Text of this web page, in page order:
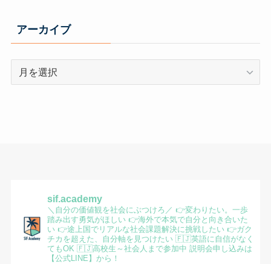
アーカイブ
sif.academy
＼自分の価値観を社会にぶつけろ／ 👉変わりたい。一歩
踏み出す勇気がほしい👉海外で本気で自分と向き合いた
い👉途上国でリアルな社会課題解決に挑戦したい👉ガク
チカを超えた、自分軸を見つけたい🇫🇯英語に自信がなく
てもOK🇫🇯高校生～社会人まで参加中 説明会申し込みは
【公式LINE】から！